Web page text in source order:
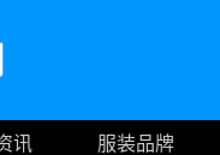
讯 服装品牌